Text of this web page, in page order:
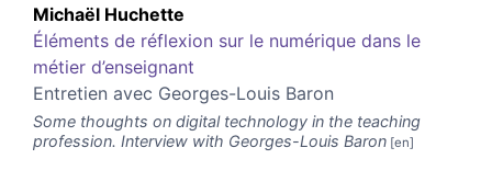
Michaël Huchette
Éléments de réflexion sur le numérique dans le
métier d’enseignant
Entretien avec Georges-Louis Baron
Some thoughts on digital technology in the teaching
profession. Interview with Georges-Louis Baron